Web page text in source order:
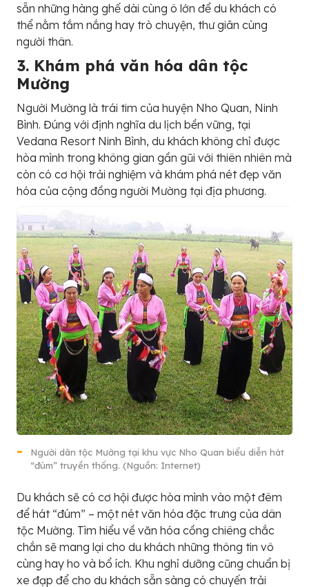
sẵn những hàng ghế dài cùng ô lớn để du khách có
thể nằm tắm nắng hay trò chuyện, thư giãn cùng
người thân.
3. Khám phá văn hóa dân tộc
Mường
Người Mường là trái tim của huyện Nho Quan, Ninh
Bình. Đúng với định nghĩa du lịch bền vững, tại
Vedana Resort Ninh Bình, du khách không chỉ được
hòa mình trong không gian gần gũi với thiên nhiên mà
còn có cơ hội trải nghiệm và khám phá nét đẹp văn
hóa của cộng đồng người Mường tại địa phương.
Người dân tộc Mường tại khu vực Nho Quan biểu diễn hát
“đúm” truyền thống. (Nguồn: Internet)
Du khách sẽ có cơ hội được hòa mình vào một đêm
để hát “đúm” – một nét văn hóa đặc trưng của dân
tộc Mường. Tìm hiểu về văn hóa cồng chiêng chắc
chắn sẽ mang lại cho du khách những thông tin vô
cùng hay ho và bổ ích. Khu nghỉ dưỡng cũng chuẩn bị
xe đạp để cho du khách sẵn sàng có chuyến trải